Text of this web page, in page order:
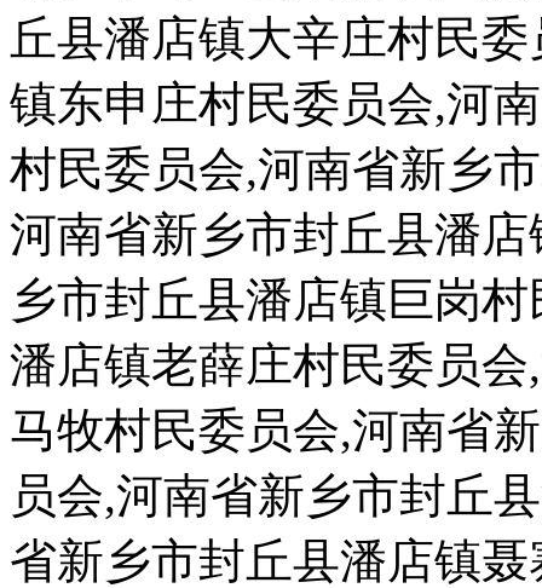
丘县潘店镇大辛庄村民
镇东申庄村民委员会,河
村民委员会,河南省新乡
河南省新乡市封丘县潘
乡市封丘县潘店镇巨岗
潘店镇老薛庄村民委员
马牧村民委员会,河南省
员会,河南省新乡市封丘
省新乡市封丘县潘店镇